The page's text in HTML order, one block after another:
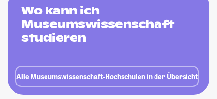
Wo kann ich
Museumswissenschaft
studieren
Alle Museumswissenschaft-Hochschulen in der Übersicht